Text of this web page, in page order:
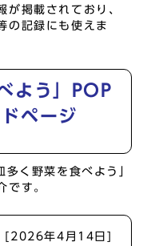
が掲載されており、
の記録にも使えま
よう」POP
ページ
く野菜を食べよう」
です。
[2026年4月14日]